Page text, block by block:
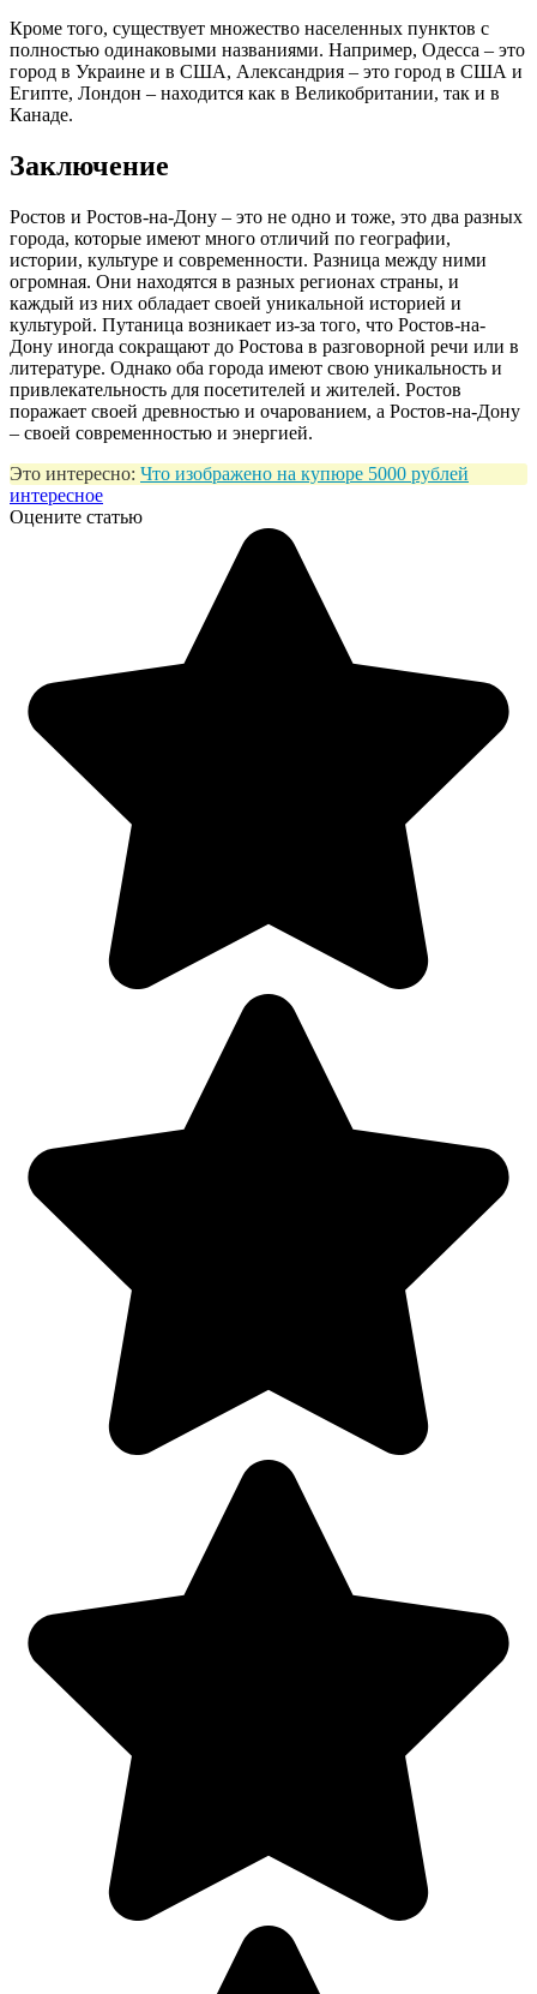
Кроме того, существует множество населенных пунктов с
полностью одинаковыми названиями. Например, Одесса – это
город в Украине и в США, Александрия – это город в США и
Египте, Лондон – находится как в Великобритании, так и в
Канаде.
Заключение
Ростов и Ростов-на-Дону – это не одно и тоже, это два разных
города, которые имеют много отличий по географии,
истории, культуре и современности. Разница между ними
огромная. Они находятся в разных регионах страны, и
каждый из них обладает своей уникальной историей и
культурой. Путаница возникает из-за того, что Ростов-на-
Дону иногда сокращают до Ростова в разговорной речи или в
литературе. Однако оба города имеют свою уникальность и
привлекательность для посетителей и жителей. Ростов
поражает своей древностью и очарованием, а Ростов-на-Дону
– своей современностью и энергией.
Это интересно: Что изображено на купюре 5000 рублей
интересное
Оцените статью